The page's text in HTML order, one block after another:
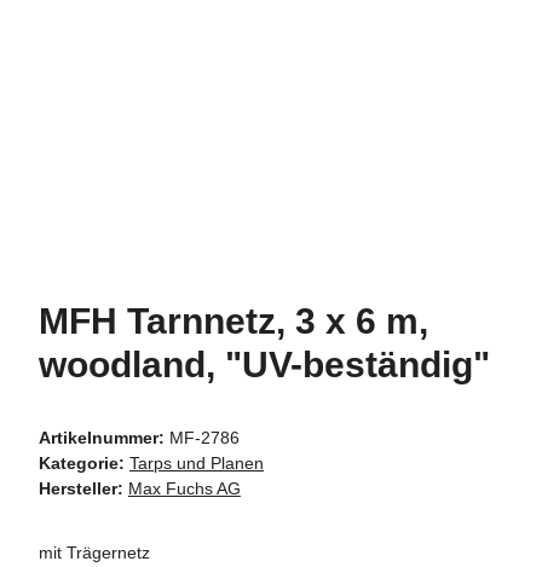
MFH Tarnnetz, 3 x 6 m,
woodland, "UV-beständig"
Artikelnummer: MF-2786
Kategorie: Tarps und Planen
Hersteller: Max Fuchs AG
mit Trägernetz